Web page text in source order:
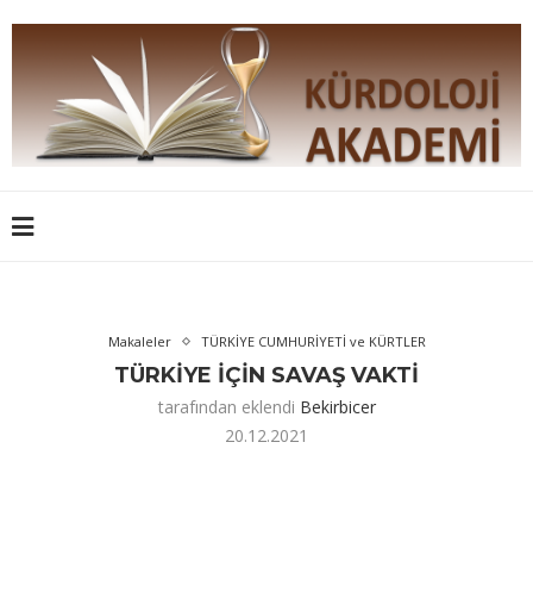
Makaleler TÜRKİYE CUMHURİYETİ ve KÜRTLER
TÜRKİYE İÇİN SAVAŞ VAKTİ
tarafından eklendi Bekirbicer
20.12.2021